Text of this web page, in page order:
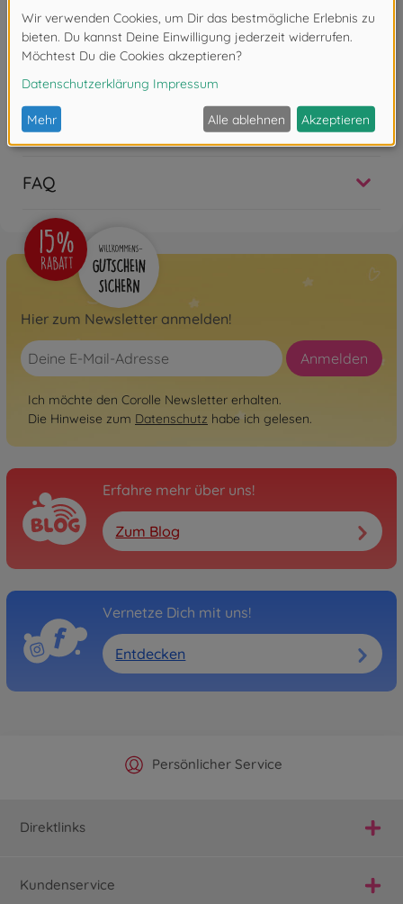
Achtung!Nicht geeignet für Kinder unter 3
Jahren. Erstickungsgefahr durch Kleinteile.
Bewertungen
FAQ
Hier zum Newsletter anmelden!
Anmelden
Ich möchte den Corolle Newsletter erhalten.
Die Hinweise zum Datenschutz habe ich gelesen.
Erfahre mehr über uns!
Zum Blog
Vernetze Dich mit uns!
Entdecken
Offizieller Hersteller Shop
Persönlicher Service
Versandkostenfrei ab 25€
Schnelle Lieferung
Direktlinks
Kundenservice